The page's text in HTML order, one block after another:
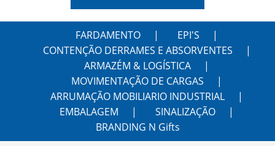
FARDAMENTO
EPI'S
CONTENÇÃO DERRAMES E ABSORVENTES
ARMAZÉM & LOGÍSTICA
MOVIMENTAÇÃO DE CARGAS
ARRUMAÇÃO MOBILIARIO INDUSTRIAL
EMBALAGEM
SINALIZAÇÃO
BRANDING N Gifts